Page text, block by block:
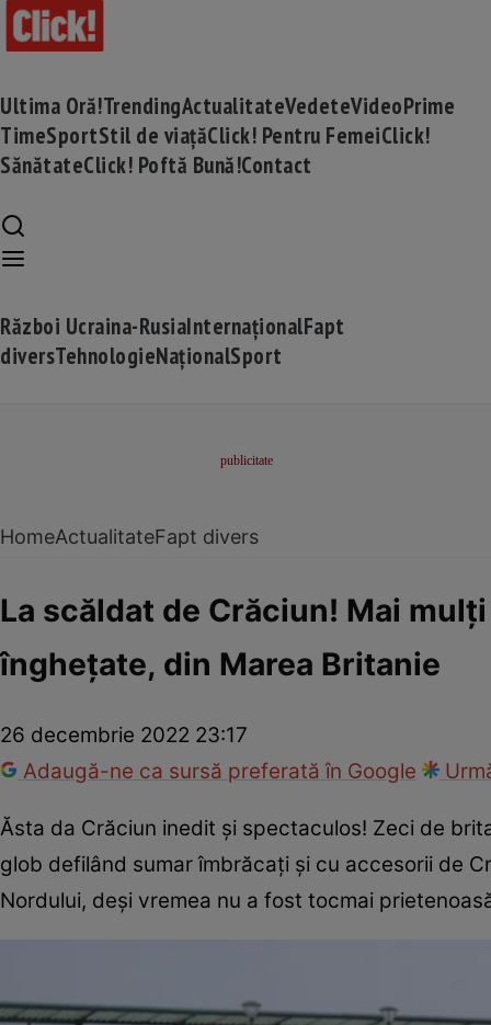
Ultima Oră!TrendingActualitateVedeteVideoPrime
TimeSportStil de viațăClick! Pentru FemeiClick!
SănătateClick! Poftă Bună!Contact
Război Ucraina-RusiaInternaționalFapt
diversTehnologieNaționalSport
HomeActualitateFapt divers
La scăldat de Crăciun! Mai
înghețate, din Marea Britanie
26 decembrie 2022 23:17
Adaugă-ne ca sursă preferată în Google
Ăsta da Crăciun inedit și spectaculos! Zeci de
glob defilând sumar îmbrăcați și cu accesorii de
Nordului, deși vremea nu a fost tocmai